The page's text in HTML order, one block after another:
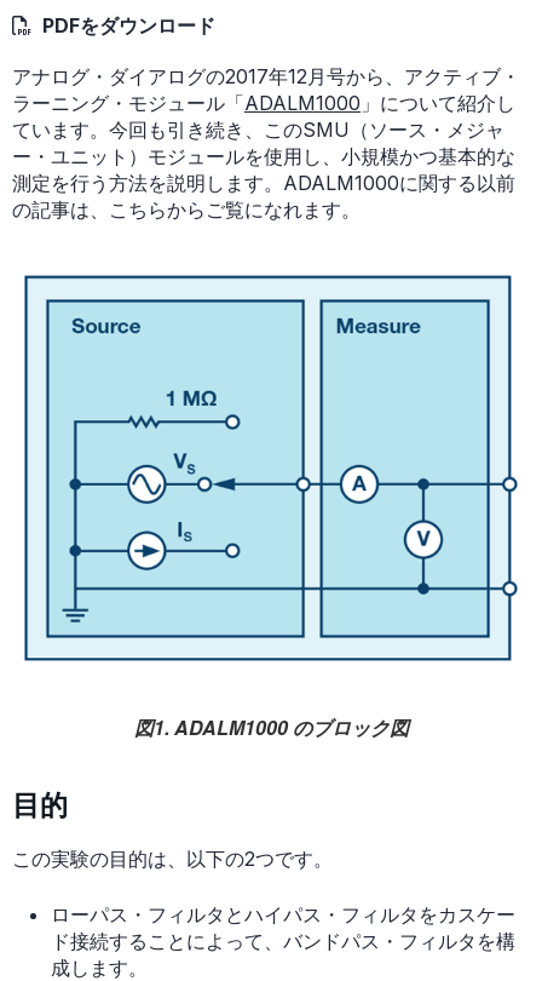
PDFをダウンロード
アナログ・ダイアログの2017年12月号から、アクティブ・
ラーニング・モジュール「ADALM1000 」について紹介し
ています。今回も引き続き、このSMU（ソース・メジャ
ー・ユニット）モジュールを使用し、小規模かつ基本的な
測定を行う方法を説明します。ADALM1000に関する以前
の記事は、こちらからご覧になれます。
図1. ADALM1000 のブロック図
目的
この実験の目的は、以下の2つです。
ローパス・フィルタとハイパス・フィルタをカスケー
ド接続することによって、バンドパス・フィルタを構
成します。